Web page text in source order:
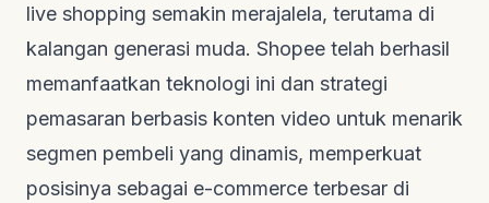
live shopping semakin merajalela, terutama di
kalangan generasi muda. Shopee telah berhasil
memanfaatkan teknologi ini dan strategi
pemasaran berbasis konten video untuk menarik
segmen pembeli yang dinamis, memperkuat
posisinya sebagai e-commerce terbesar di